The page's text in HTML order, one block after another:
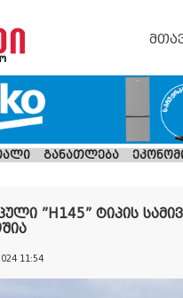
განათლება
”H145” ტიპის
11:54